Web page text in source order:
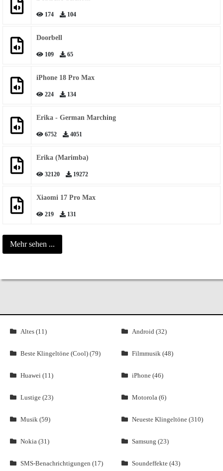
174 104
Doorbell
109 65
iPhone 18 Pro Max
224 134
Erika - German Marching
6752 4051
Erika (Marimba)
32120 19272
Xiaomi 17 Pro Max
219 131
Mehr sehen ...
Altes (11) Android (32)
Beste Klingeltöne (Cool) (79) Filmmusik (48)
Huawei (11) iPhone (46)
Lustige (23) Motorola (6)
Musik (59) Neueste Klingeltöne (310)
Nokia (31) Samsung (23)
SMS-Benachrichtigungen (17) Soundeffekte (43)